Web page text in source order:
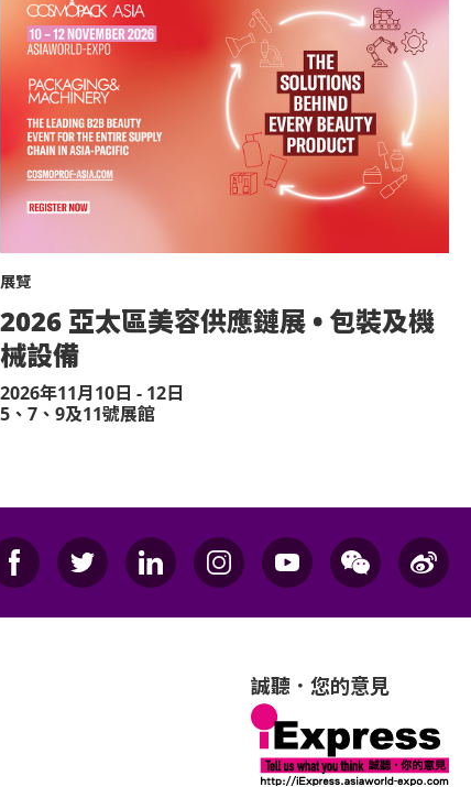
展覽
2026 亞太區美容供應鏈展 • 包裝及機
械設備
2026年11月10日 - 12日
5、7、9及11號展館
誠聽．您的意見